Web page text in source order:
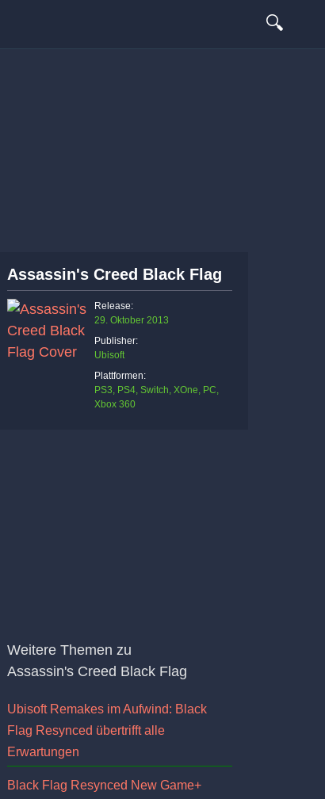
🔍
Assassin's Creed Black Flag
Release:
29. Oktober 2013
Publisher:
Ubisoft
Plattformen:
PS3, PS4, Switch, XOne, PC,
Xbox 360
Weitere Themen zu
Assassin's Creed Black Flag
Ubisoft Remakes im Aufwind: Black
Flag Resynced übertrifft alle
Erwartungen
Black Flag Resynced New Game+